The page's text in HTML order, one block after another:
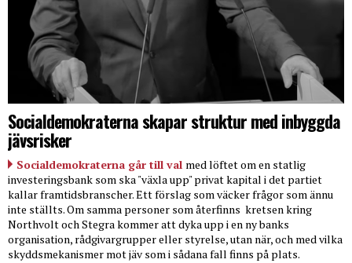
Socialdemokraterna skapar struktur med inbyggda
jävsrisker
Socialdemokraterna går till val med löftet om en statlig
investeringsbank som ska "växla upp" privat kapital i det partiet
kallar framtidsbranscher. Ett förslag som väcker frågor som ännu
inte ställts. Om samma personer som återfinns kretsen kring
Northvolt och Stegra kommer att dyka upp i en ny banks
organisation, rådgivargrupper eller styrelse, utan när, och med vilka
skyddsmekanismer mot jäv som i sådana fall finns på plats.